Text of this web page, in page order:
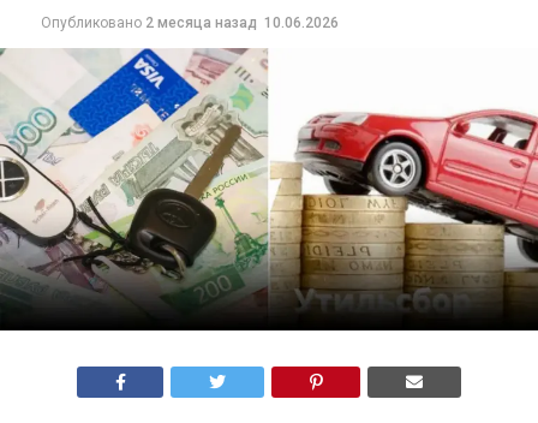
Опубликовано 2 месяца назад 10.06.2026